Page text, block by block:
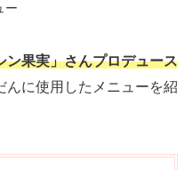
ー
ン果実」さんプロデュース
んに使用したメニューを紹